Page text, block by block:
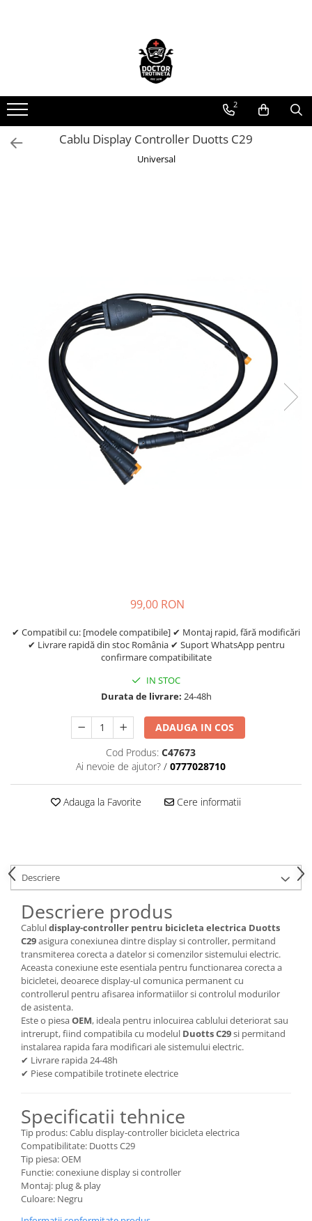
Toate produsele
Piese de schimb
https://www.doctortrotineta.ro/electrica
Acceleratie
https://www.doctortrotineta.ro/frane
Discuri frana
Placute de frana
Manete de frana
https://www.doctortrotineta.ro/lumini
https://www.doctortrotineta.ro/cadru
https://www.doctortrotineta.ro/cauciucuri-
trotinete-electrice
https://www.doctortrotineta.ro/cauciucuri-
Cauciuc tubeless cu GEL antipană
Trotinete electrice
Biciclete Electrice
Anvelope moto
Cauciucuri bicicleta
Anvelope și Camere Utilaje
https://www.doctortrotineta.ro/plata-
tbi?
forceOriginalForEdit=1&preview=00681
2
Cablu Display Controller Duotts C29
Universal
99,00 RON
✔ Compatibil cu: [modele compatibile] ✔ Montaj rapid, fără modificări
✔ Livrare rapidă din stoc România ✔ Suport WhatsApp pentru
confirmare compatibilitate
IN STOC
Durata de livrare: 24-48h
ADAUGA IN COS
Cod Produs: C47673
Ai nevoie de ajutor? / 0777028710
Adauga la Favorite Cere informatii
Descriere
Descriere produs
Cabluldisplay-controller pentru bicicleta electrica Duotts
C29asigura conexiunea dintre display si controller, permitand
transmiterea corecta a datelor si comenzilor sistemului electric.
Aceasta conexiune este esentiala pentru functionarea corecta a
bicicletei, deoarece display-ul comunica permanent cu
controllerul pentru afisarea informatiilor si controlul modurilor
de asistenta.
Este o piesaOEM, ideala pentru inlocuirea cablului deteriorat sau
intrerupt, fiind compatibila cu modelul Duotts C29si permitand
instalarea rapida fara modificari ale sistemului electric.
✔ Livrare rapida 24-48h
✔ Piese compatibile trotinete electrice
Specificatii tehnice
Tip produs: Cablu display-controller bicicleta electrica
Compatibilitate: Duotts C29
Tip piesa: OEM
Functie: conexiune display si controller
Montaj: plug & play
Culoare: Negru